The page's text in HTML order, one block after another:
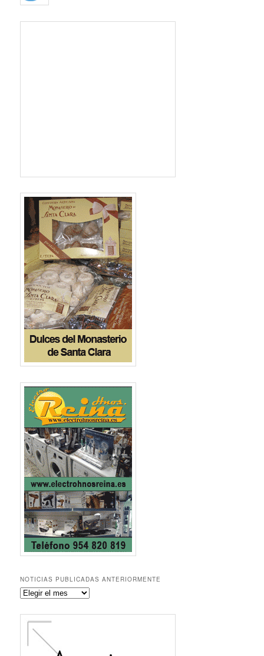
NOTICIAS PUBLICADAS ANTERIORMENTE
Noticias
anteriormente